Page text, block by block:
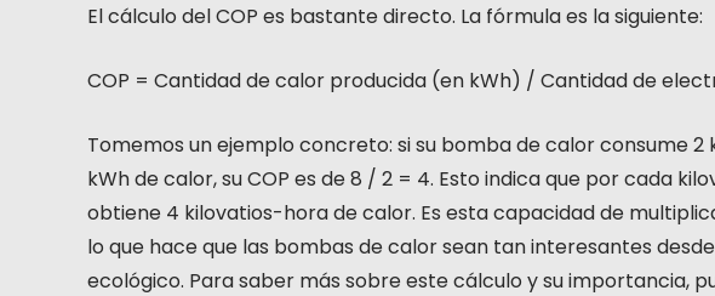
El cálculo del COP es bastante directo. La fórmula es la siguiente:
COP = Cantidad de calor producida (en kWh) / Cantidad de
Tomemos un ejemplo concreto: si su bomba de calor consume
kWh de calor, su COP es de 8 / 2 = 4. Esto indica que por cada
obtiene 4 kilovatios-hora de calor. Es esta capacidad de
lo que hace que las bombas de calor sean tan interesantes
ecológico. Para saber más sobre este cálculo y su importancia,